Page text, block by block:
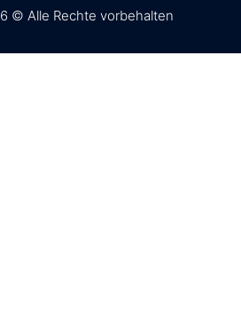
© Alle Rechte vorbehalten